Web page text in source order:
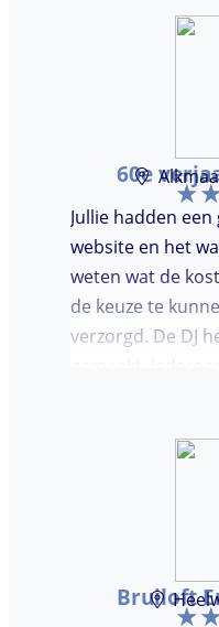
60e
Jullie hadden
website en het
weten wat de
de keuze te
verzorgd. De DJ
gemaakt.
over de DJ. Bij
Bruiloft